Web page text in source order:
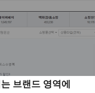
브랜드 영역에